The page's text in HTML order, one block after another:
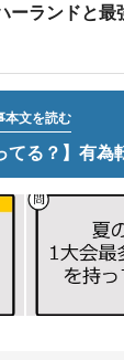
ーランドと最
本文を読む
てる？】有為